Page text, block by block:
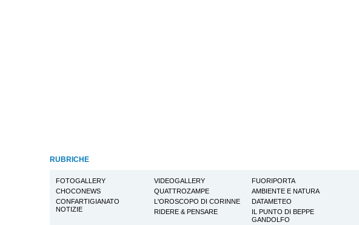
RUBRICHE
FOTOGALLERY VIDEOGALLERY
FUORIPORTA
CHOCONEWS
QUATTROZAMPE
AMBIENTE E NATURA
CONFARTIGIANATO
NOTIZIE
L'OROSCOPO DI CORINNE
DATAMETEO
RIDERE & PENSARE
IL PUNTO DI BEPPE
GANDOLFO